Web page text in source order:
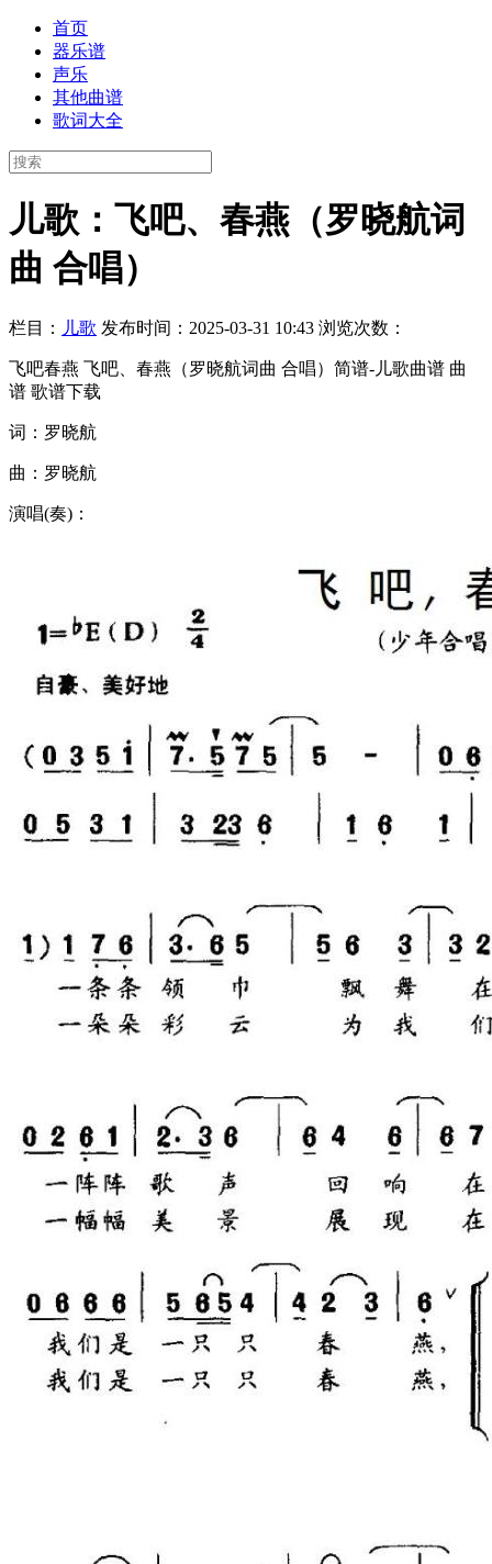
首页
器乐谱
声乐
其他曲谱
歌词大全
儿歌：飞吧、春燕（罗晓航词
曲 合唱）
栏目： 儿歌 发布时间：2025-03-31 10:43 浏览次数：
飞吧春燕 飞吧、春燕（罗晓航词曲 合唱）简谱-儿歌曲谱 曲
谱 歌谱下载
词：罗晓航
曲：罗晓航
演唱(奏)：